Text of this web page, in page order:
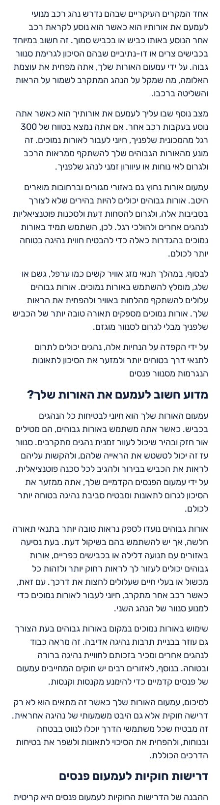
אחד המקרים העיקריים שבהם נדרש נהג רכב מנועי
לעמעם את אורותיו הוא כאשר הוא נוסע לקראת רכב
אחר הנוסע באותו כביש או בכביש סמוך. זה חשוב במיוחד
בכבישים צרים או דו-נתיביים שבהם הסיכון לגרימת סנוור
גבוה. על ידי עמעום האורות שלך, אתה מפחית את עוצמת
האלומה, מה שמקל על הנהג המתקרב לשמור על הראות
והשליטה ברכבו.
מצב נוסף שבו עליך לעמעם את אורותיך הוא כאשר אתה
נוסע בעקבות רכב אחר. אם אתה נמצא בטווח של 300
רגל מהמכונית שלפניך, חיוני לעבור לאורות נמוכים. זה
מונע מהאורות הגבוהים שלך להשתקף ממראות הרכב
ולגרום לאי נוחות או עיוורון זמני לנהג שלפניך.
עמעום אורות נחוץ גם באזורי מגורים וברחובות מוארים
היטב. אורות גבוהים יכולים להיות בהירים שלא לצורך
בסביבות אלה, ולגרום להסחות דעת ולסכנות פוטנציאליות
לנהגים אחרים ולהולכי רגל. לכן, השתמש תמיד באורות
נמוכים בהגדרות כאלה כדי להבטיח חווית נהיגה בטוחה
יותר לכולם.
לבסוף, במהלך תנאי מזג אוויר קשים כמו ערפל, גשם או
שלג, מומלץ להשתמש באורות נמוכים. אורות גבוהים
עלולים להשתקף מהלחות באוויר ולהפחית את הראות
שלך. אורות נמוכים מספקים תאורה טובה יותר של הכביש
שלפניך מבלי לגרום לסנוור מוגזם.
על ידי הקפדה על הנחיות אלה, נהגים יכולים לתרום
לתנאי דרך בטוחים יותר ולמזער את הסיכון לתאונות
הנגרמות מסנוור פנסים
מדוע חשוב לעמעם את האורות שלך?
עמעום האורות שלך הוא חיוני לבטיחות כל הנהגים
בכביש. כאשר אתה משתמש באורות גבוהים, הם מטילים
אור חזק ובהיר שיכול לעוור זמנית נהגים מתקרבים. סנוור
עז זה יכול לטשטש את הראייה שלהם, ולהקשות עליהם
לראות את הכביש בבירור ולהגיב לכל סכנה פוטנציאלית.
על ידי עמעום הפנסים הקדמיים שלך, אתה ממזער את
הסיכון לגרום לתאונות ומבטיח סביבת נהיגה בטוחה יותר
לכולם.
אורות גבוהים נועדו לספק נראות טובה יותר בתנאי תאורה
חלשה, אך יש להשתמש בהם בשיקול דעת. בעת נסיעה
באזורים עם תנועה דלילה או בכבישים כפריים, אורות
גבוהים יכולים לעזור לך לראות רחוק יותר ולזהות כל
מכשול או בעלי חיים שעלולים לחצות את דרכך. עם זאת,
כאשר רכב אחר מתקרב, חיוני לעבור לאורות נמוכים כדי
למנוע סנוור של הנהג השני.
שימוש באורות נמוכים במקום באורות גבוהים בעת הצורך
גם עוזר בבניית תרבות נהיגה אדיבה. זה מראה כבוד
לנהגים אחרים ומכיר בזכותם לחוויית נהיגה ברורה
ובטוחה. בנוסף, לאזורים רבים יש חוקים המחייבים עמעום
של פנסים קדמיים כדי להימנע מקנסות וקנסות.
לסיכום, עמעום האורות שלך כאשר זה מתאים הוא לא רק
דרישה חוקית אלא גם היבט משמעותי של נהיגה אחראית.
זה מבטיח שכל משתמשי הדרך יוכלו לנווט בבטחה
ובנוחות, ולהפחית את הסיכוי לתאונות ולשפר את בטיחות
הדרכים הכוללת.
דרישות חוקיות לעמעום פנסים
ההבנה של הדרישות החוקיות לעמעום פנסים היא קריטית